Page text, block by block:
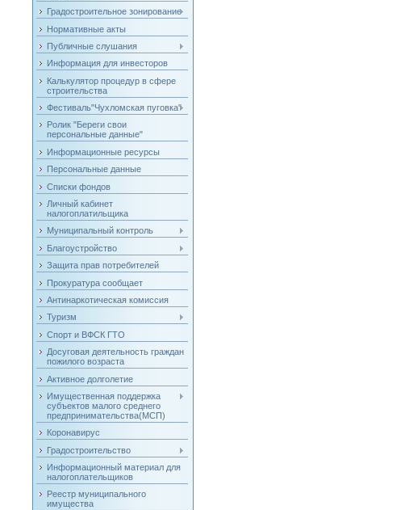
Градостроительное зонирование
Нормативные акты
Публичные слушания
Информация для инвесторов
Калькулятор процедур в сфере
строительства
Фестиваль"Чухломская пуговка"
Ролик "Береги свои
персональные данные"
Информационные ресурсы
Персональные данные
Списки фондов
Личный кабинет
налогоплатильщика
Муниципальный контроль
Благоустройство
Защита прав потребителей
Прокуратура сообщает
Антинаркотическая комиссия
Туризм
Спорт и ВФСК ГТО
Досуговая деятельность граждан
пожилого возраста
Активное долголетие
Имущественная поддержка
субъектов малого среднего
предпринимательства(МСП)
Коронавирус
Градостроительство
Информационный материал для
налогоплательщиков
Реестр муниципального
имущества